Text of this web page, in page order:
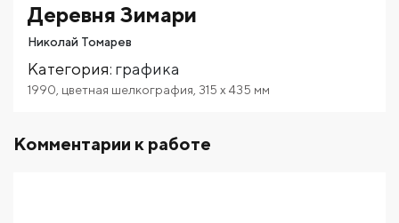
Деревня Зимари
Николай Томарев
Категория: графика
1990 цветная шелкография 315 x 435 мм
Комментарии к работе